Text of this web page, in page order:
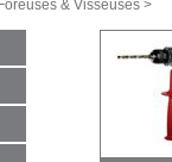
Foreuses & Visseuses >